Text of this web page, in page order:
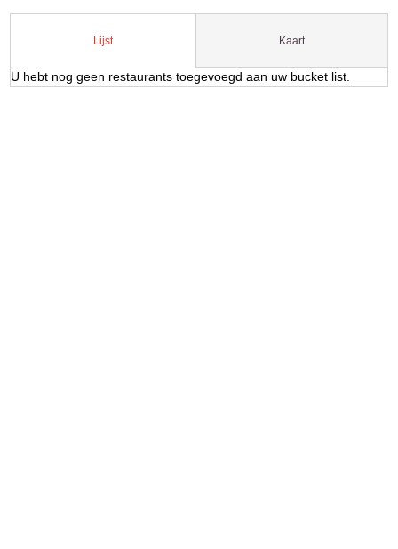
Lijst Kaart
U hebt nog geen restaurants toegevoegd aan uw bucket list.